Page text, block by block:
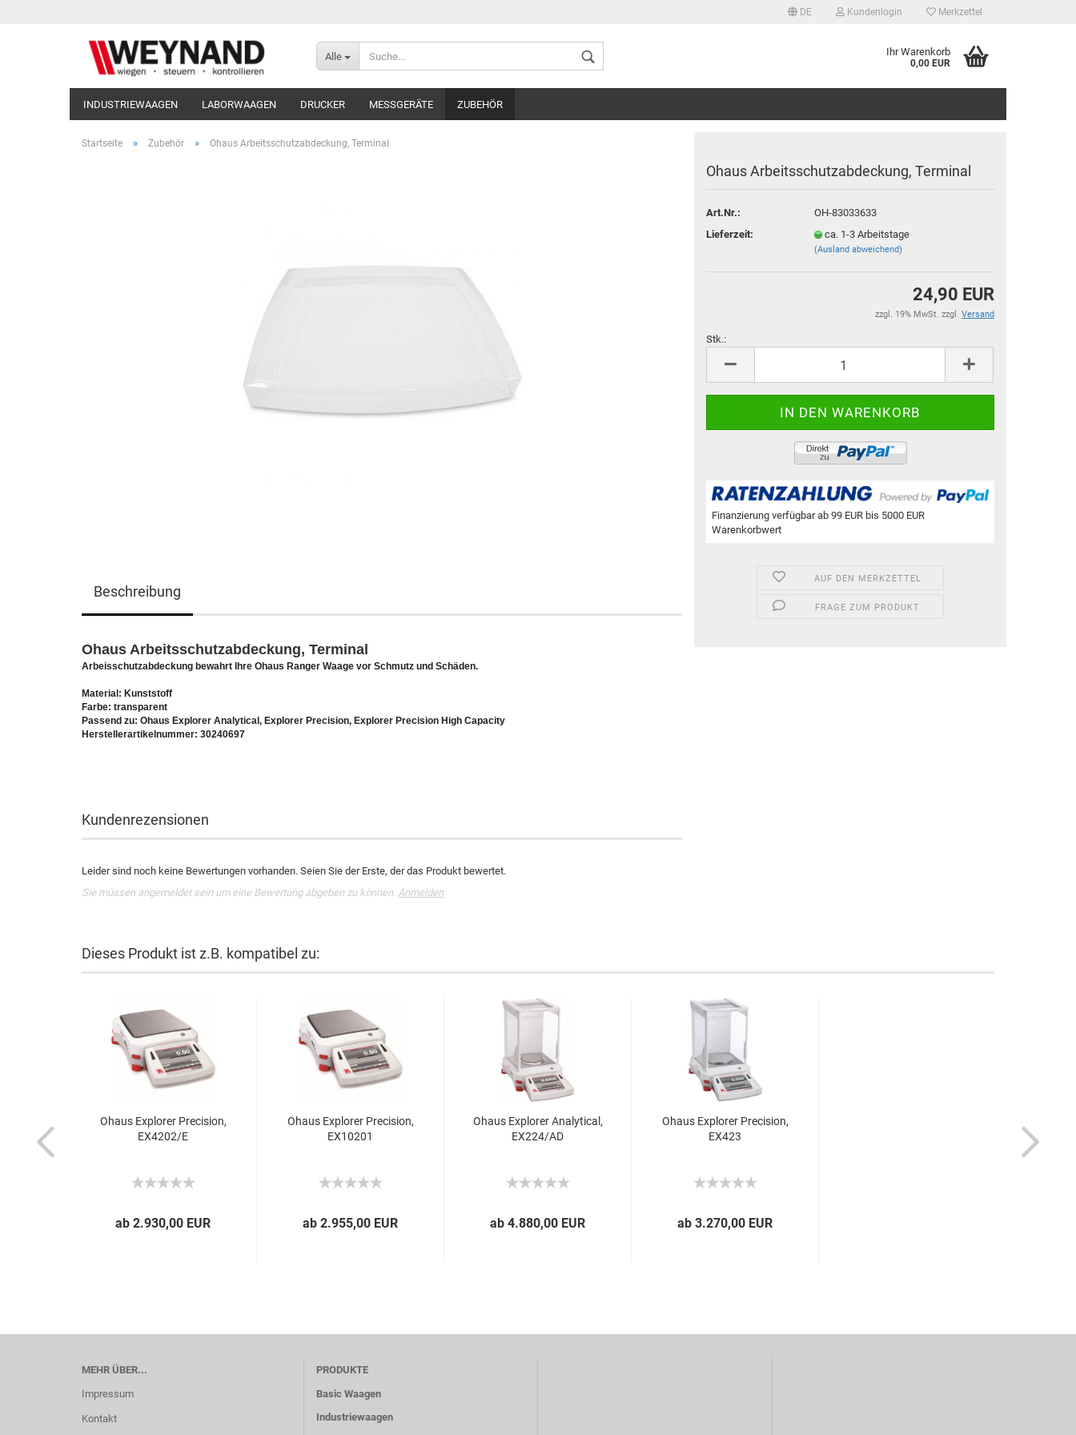
DE Kundenlogin
Konto erstellen
Merkzettel
Alle Ihr Warenkorb
0,00 EUR
INDUSTRIEWAAGEN LABORWAAGEN DRUCKER MESSGERÄTE ZUBEHÖR
Startseite » Zubehör » Ohaus Arbeitsschutzabdeckung, Terminal
Ohaus Arbeitsschutzabdeckung, Terminal
Art.Nr.:
OH-83033633
Lieferzeit:
ca. 1-3 Arbeitstage
(Ausland abweichend)
24,90 EUR
zzgl. 19% MwSt. zzgl. Versand
Stk.:
Finanzierung verfügbar ab 99 EUR bis 5000 EUR
Warenkorbwert
AUF DEN MERKZETTEL
FRAGE ZUM PRODUKT
Beschreibung
Ohaus Arbeitsschutzabdeckung, Terminal
Arbeisschutzabdeckung bewahrt Ihre Ohaus Ranger Waage vor Schmutz und Schäden.
Material: Kunststoff
Farbe: transparent
Passend zu: Ohaus Explorer Analytical, Explorer Precision, Explorer Precision High Capacity
Herstellerartikelnummer: 30240697
Kundenrezensionen
Leider sind noch keine Bewertungen vorhanden. Seien Sie der Erste, der das Produkt bewertet.
Sie müssen angemeldet sein um eine Bewertung abgeben zu können. Anmelden
Dieses Produkt ist z.B. kompatibel zu:
Ohaus Explorer Precision,
EX4202/E
ab 2.930,00 EUR
Ohaus Explorer Precision,
EX10201
ab 2.955,00 EUR
Ohaus Explorer Analytical,
EX224/AD
ab 4.880,00 EUR
Ohaus Explorer Precision,
EX423
ab 3.270,00 EUR
MEHR ÜBER...
Impressum
Kontakt
PRODUKTE
Basic Waagen
Industriewaagen